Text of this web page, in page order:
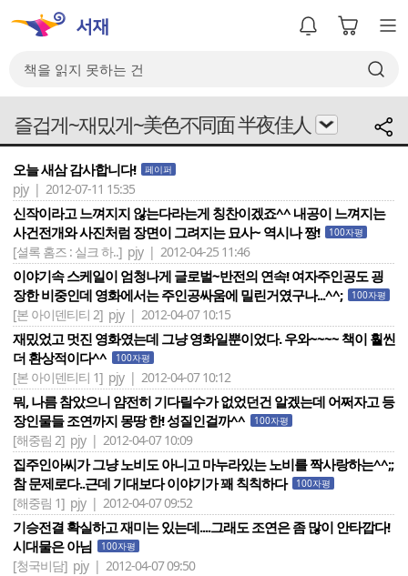
즐겁게~재밌게~美色不同面 半夜佳人
오늘 새삼 감사합니다! 페이퍼
pjy | 2012-07-11 15:35
신작이라고 느껴지지 않는다라는게 칭찬이겠죠^^ 내공이 느껴지는
사건전개와 사진처럼 장면이 그려지는 묘사~ 역시나 짱!
100자평
[셜록 홈즈 : 실크 하..] pjy | 2012-04-25 11:46
이야기속 스케일이 엄청나게 글로벌~반전의 연속! 여자주인공도 굉
장한 비중인데 영화에서는 주인공싸움에 밀린거였구나...^^;
100자평
[본 아이덴티티 2] pjy | 2012-04-07 10:15
재밌었고 멋진 영화였는데 그냥 영화일뿐이었다. 우와~~~~ 책이 훨씬
더 환상적이다^^
100자평
[본 아이덴티티 1] pjy | 2012-04-07 10:12
뭐, 나름 참았으니 얌전히 기다릴수가 없었던건 알겠는데 어쩌자고 등
장인물들 조연까지 몽땅 한! 성질인걸까^^
100자평
[해중림 2] pjy | 2012-04-07 10:09
집주인아씨가 그냥 노비도 아니고 마누라있는 노비를 짝사랑하는^^;;
참 문제로다..근데 기대보다 이야기가 꽤 칙칙하다
100자평
[해중림 1] pjy | 2012-04-07 09:52
기승전결 확실하고 재미는 있는데....그래도 조연은 좀 많이 안타깝다!
시대물은 아님
100자평
[청국비담] pjy | 2012-04-07 09:50